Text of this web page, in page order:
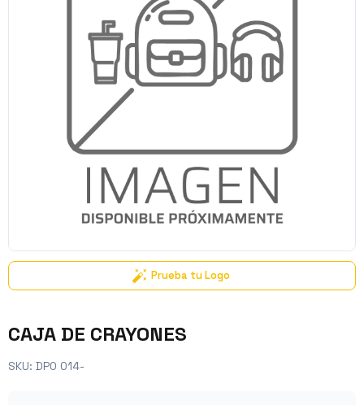
Prueba tu Logo
CAJA DE CRAYONES
SKU: DPO 014-